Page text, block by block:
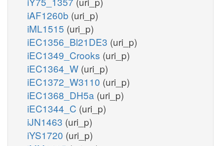
iAF1260b (uri_p)
iML1515 (uri_p)
iEC1356_Bl21DE3 (uri_p)
iEC1349_Crooks (uri_p)
iEC1364_W (uri_p)
iEC1372_W3110 (uri_p)
iEC1368_DH5a (uri_p)
iEC1344_C (uri_p)
iJN1463 (uri_p)
iYS1720 (uri_p)